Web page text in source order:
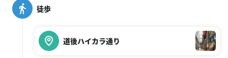
徒歩
道後ハイカラ通り